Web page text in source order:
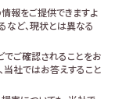
報をご提供できますよ
など、現状とは異なる
ご確認されることをお
当社ではお答えすること